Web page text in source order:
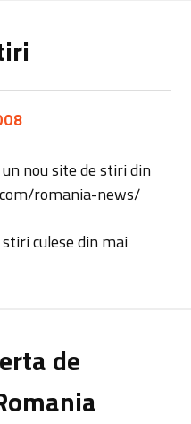
nou site de stiri din
romania-news/
culese din mai
de